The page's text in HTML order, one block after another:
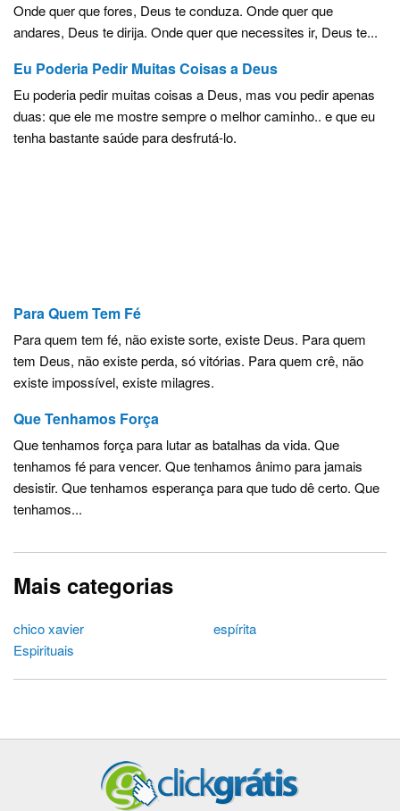
Onde quer que fores, Deus te conduza. Onde quer que
andares, Deus te dirija. Onde quer que necessites ir, Deus te...
Eu Poderia Pedir Muitas Coisas a Deus
Eu poderia pedir muitas coisas a Deus, mas vou pedir apenas
duas: que ele me mostre sempre o melhor caminho.. e que eu
tenha bastante saúde para desfrutá-lo.
Para Quem Tem Fé
Para quem tem fé, não existe sorte, existe Deus. Para quem
tem Deus, não existe perda, só vitórias. Para quem crê, não
existe impossível, existe milagres.
Que Tenhamos Força
Que tenhamos força para lutar as batalhas da vida. Que
tenhamos fé para vencer. Que tenhamos ânimo para jamais
desistir. Que tenhamos esperança para que tudo dê certo. Que
tenhamos...
Mais categorias
chico xavier
espírita
Espirituais